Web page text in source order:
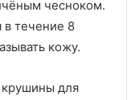
чесноком.
в течение 8
кожу.
крушины для